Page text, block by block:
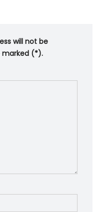
will not be
marked (*).